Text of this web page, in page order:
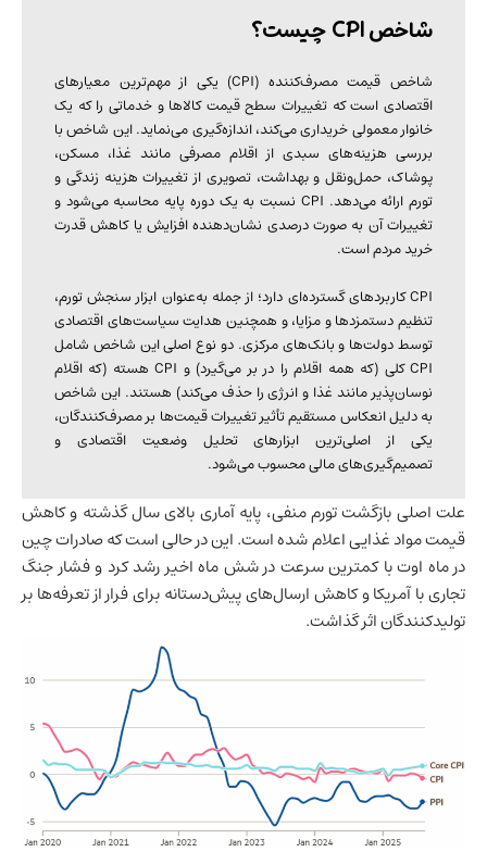
شاخص CPI چیست؟
شاخص قیمت مصرف‌کننده (CPI) یکی از مهم‌ترین معیارهای
اقتصادی است که تغییرات سطح قیمت کالاها و خدماتی را که یک
خانوار معمولی خریداری می‌کند، اندازه‌گیری می‌نماید. این شاخص با
بررسی هزینه‌های سبدی از اقلام مصرفی مانند غذا، مسکن،
پوشاک، حمل‌ونقل و بهداشت، تصویری از تغییرات هزینه زندگی و
تورم ارائه می‌دهد. CPI نسبت به یک دوره پایه محاسبه می‌شود و
تغییرات آن به صورت درصدی نشان‌دهنده افزایش یا کاهش قدرت
خرید مردم است.
CPI کاربردهای گسترده‌ای دارد؛ از جمله به‌عنوان ابزار سنجش تورم،
تنظیم دستمزدها و مزایا، و همچنین هدایت سیاست‌های اقتصادی
توسط دولت‌ها و بانک‌های مرکزی. دو نوع اصلی این شاخص شامل
CPI کلی (که همه اقلام را در بر می‌گیرد) و CPI هسته (که اقلام
نوسان‌پذیر مانند غذا و انرژی را حذف می‌کند) هستند. این شاخص
به دلیل انعکاس مستقیم تأثیر تغییرات قیمت‌ها بر مصرف‌کنندگان،
یکی از اصلی‌ترین ابزارهای تحلیل وضعیت اقتصادی و
تصمیم‌گیری‌های مالی محسوب می‌شود.
علت اصلی بازگشت تورم منفی، پایه آماری بالای سال گذشته و کاهش
قیمت مواد غذایی اعلام شده است. این در حالی است که صادرات چین
در ماه اوت با کمترین سرعت در شش ماه اخیر رشد کرد و فشار جنگ
تجاری با آمریکا و کاهش ارسال‌های پیش‌دستانه برای فرار از تعرفه‌ها بر
تولیدکنندگان اثر گذاشت.